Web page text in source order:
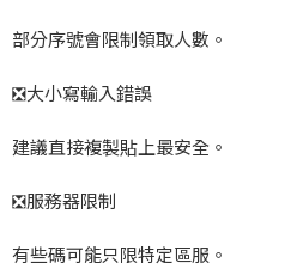
部分序號會限制領取人數。
❎大小寫輸入錯誤
建議直接複製貼上最安全。
❎服務器限制
有些碼可能只限特定區服。